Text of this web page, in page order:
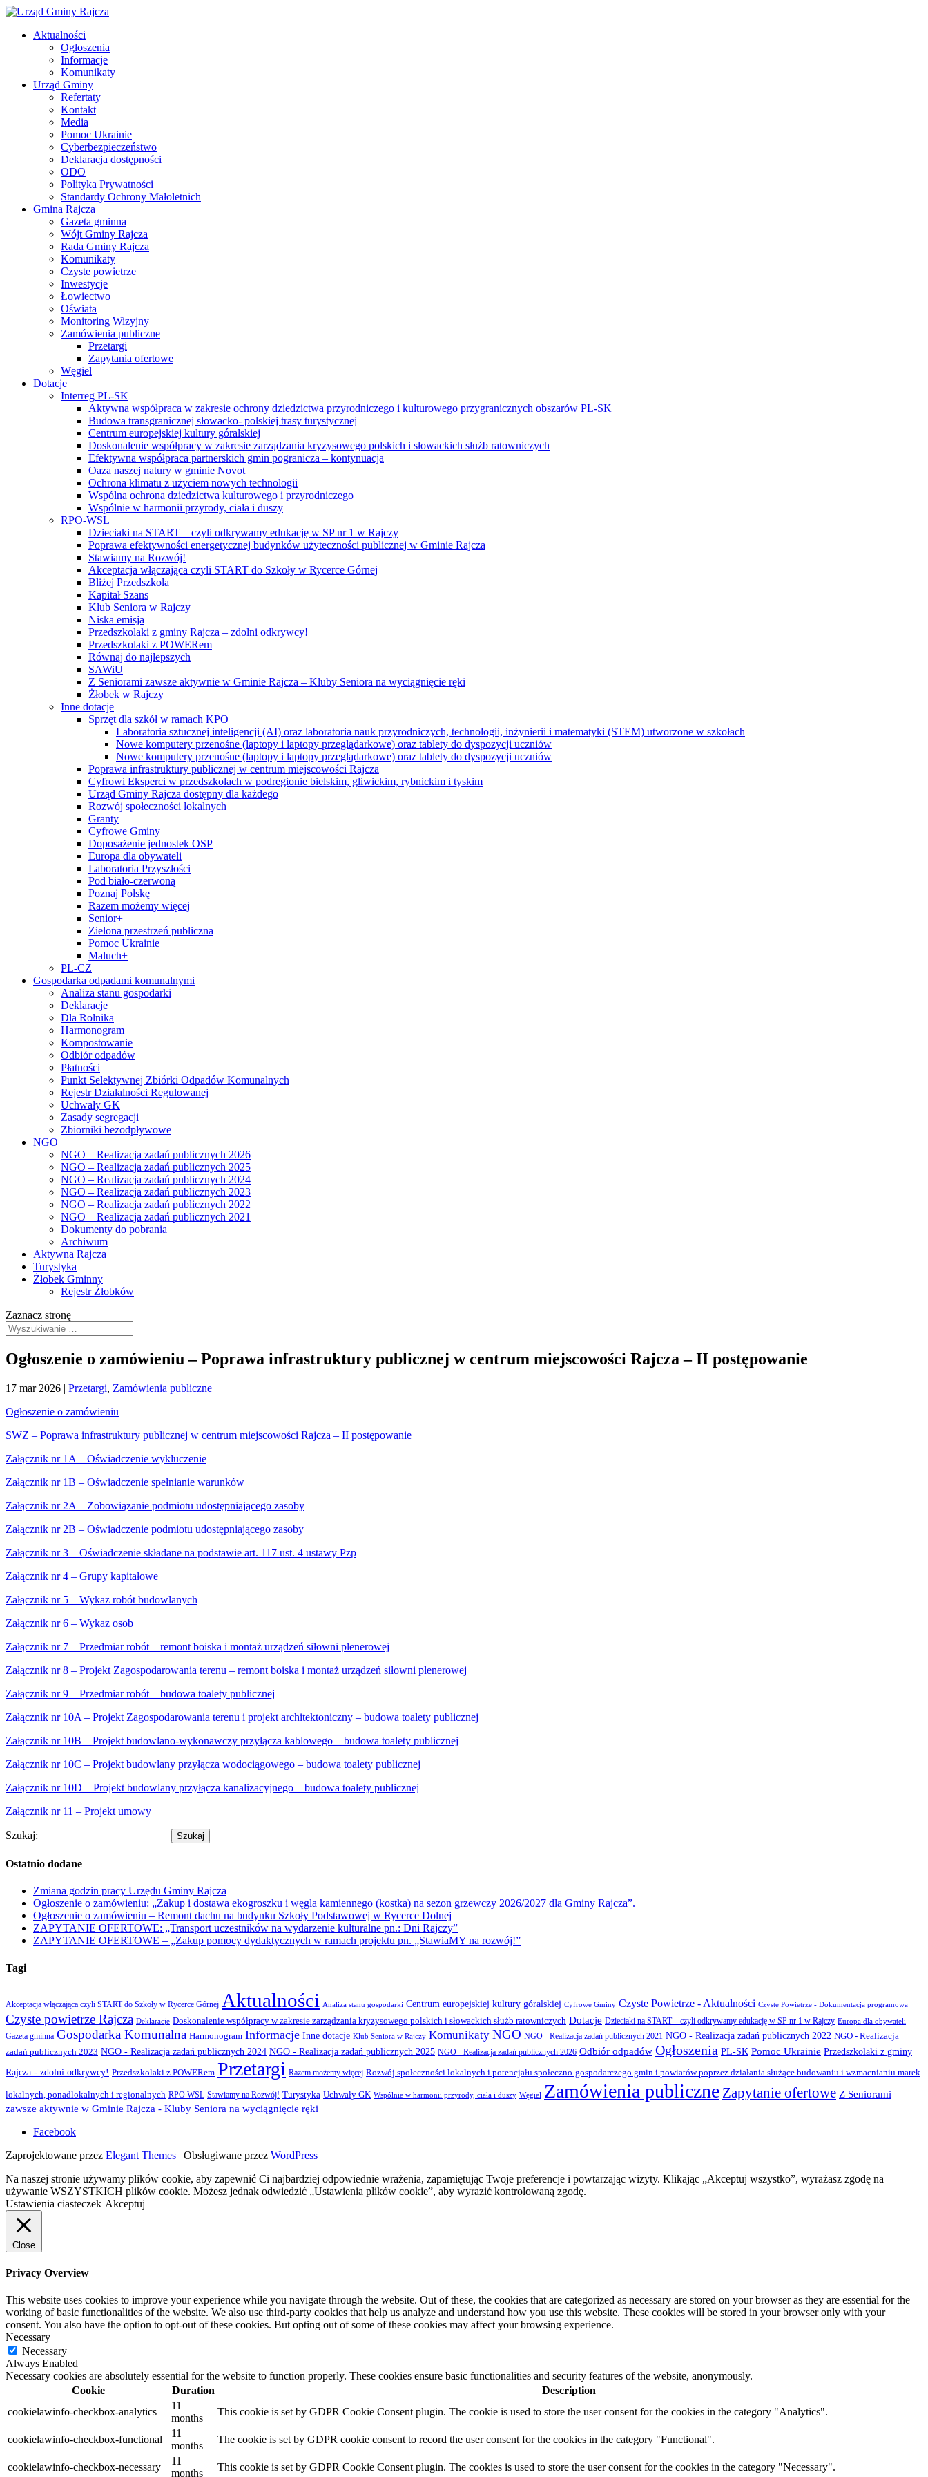
Aktualności
Ogłoszenia
Informacje
Komunikaty
Urząd Gminy
Refertaty
Kontakt
Media
Pomoc Ukrainie
Cyberbezpieczeństwo
Deklaracja dostępności
ODO
Polityka Prywatności
Standardy Ochrony Małoletnich
Gmina Rajcza
Gazeta gminna
Wójt Gminy Rajcza
Rada Gminy Rajcza
Komunikaty
Czyste powietrze
Inwestycje
Łowiectwo
Oświata
Monitoring Wizyjny
Zamówienia publiczne
Przetargi
Zapytania ofertowe
Węgiel
Dotacje
Interreg PL-SK
Aktywna współpraca w zakresie ochrony dziedzictwa przyrodniczego i kulturowego przygranicznych obszarów PL-SK
Budowa transgranicznej słowacko- polskiej trasy turystycznej
Centrum europejskiej kultury góralskiej
Doskonalenie współpracy w zakresie zarządzania kryzysowego polskich i słowackich służb ratowniczych
Efektywna współpraca partnerskich gmin pogranicza – kontynuacja
Oaza naszej natury w gminie Novot
Ochrona klimatu z użyciem nowych technologii
Wspólna ochrona dziedzictwa kulturowego i przyrodniczego
Wspólnie w harmonii przyrody, ciała i duszy
RPO-WSL
Dzieciaki na START – czyli odkrywamy edukację w SP nr 1 w Rajczy
Poprawa efektywności energetycznej budynków użyteczności publicznej w Gminie Rajcza
Stawiamy na Rozwój!
Akceptacja włączająca czyli START do Szkoły w Rycerce Górnej
Bliżej Przedszkola
Kapitał Szans
Klub Seniora w Rajczy
Niska emisja
Przedszkolaki z gminy Rajcza – zdolni odkrywcy!
Przedszkolaki z POWERem
Równaj do najlepszych
SAWiU
Z Seniorami zawsze aktywnie w Gminie Rajcza – Kluby Seniora na wyciągnięcie ręki
Żłobek w Rajczy
Inne dotacje
Sprzęt dla szkół w ramach KPO
Laboratoria sztucznej inteligencji (AI) oraz laboratoria nauk przyrodniczych, technologii, inżynierii i matematyki (STEM) utworzone w szkołach
Nowe komputery przenośne (laptopy i laptopy przeglądarkowe) oraz tablety do dyspozycji uczniów
Nowe komputery przenośne (laptopy i laptopy przeglądarkowe) oraz tablety do dyspozycji uczniów
Poprawa infrastruktury publicznej w centrum miejscowości Rajcza
Cyfrowi Eksperci w przedszkolach w podregionie bielskim, gliwickim, rybnickim i tyskim
Urząd Gminy Rajcza dostępny dla każdego
Rozwój społeczności lokalnych
Granty
Cyfrowe Gminy
Doposażenie jednostek OSP
Europa dla obywateli
Laboratoria Przyszłości
Pod biało-czerwoną
Poznaj Polskę
Razem możemy więcej
Senior+
Zielona przestrzeń publiczna
Pomoc Ukrainie
Maluch+
PL-CZ
Gospodarka odpadami komunalnymi
Analiza stanu gospodarki
Deklaracje
Dla Rolnika
Harmonogram
Kompostowanie
Odbiór odpadów
Płatności
Punkt Selektywnej Zbiórki Odpadów Komunalnych
Rejestr Działalności Regulowanej
Uchwały GK
Zasady segregacji
Zbiorniki bezodpływowe
NGO
NGO – Realizacja zadań publicznych 2026
NGO – Realizacja zadań publicznych 2025
NGO – Realizacja zadań publicznych 2024
NGO – Realizacja zadań publicznych 2023
NGO – Realizacja zadań publicznych 2022
NGO – Realizacja zadań publicznych 2021
Dokumenty do pobrania
Archiwum
Aktywna Rajcza
Turystyka
Żłobek Gminny
Rejestr Żłobków
Zaznacz stronę
Ogłoszenie o zamówieniu – Poprawa infrastruktury publicznej w centrum miejscowości Rajcza – II postępowanie
17 mar 2026 | Przetargi, Zamówienia publiczne
Ogłoszenie o zamówieniu
SWZ – Poprawa infrastruktury publicznej w centrum miejscowości Rajcza – II postępowanie
Załącznik nr 1A – Oświadczenie wykluczenie
Załącznik nr 1B – Oświadczenie spełnianie warunków
Załącznik nr 2A – Zobowiązanie podmiotu udostępniającego zasoby
Załącznik nr 2B – Oświadczenie podmiotu udostępniającego zasoby
Załącznik nr 3 – Oświadczenie składane na podstawie art. 117 ust. 4 ustawy Pzp
Załącznik nr 4 – Grupy kapitałowe
Załącznik nr 5 – Wykaz robót budowlanych
Załącznik nr 6 – Wykaz osob
Załącznik nr 7 – Przedmiar robót – remont boiska i montaż urządzeń siłowni plenerowej
Załącznik nr 8 – Projekt Zagospodarowania terenu – remont boiska i montaż urządzeń siłowni plenerowej
Załącznik nr 9 – Przedmiar robót – budowa toalety publicznej
Załącznik nr 10A – Projekt Zagospodarowania terenu i projekt architektoniczny – budowa toalety publicznej
Załącznik nr 10B – Projekt budowlano-wykonawczy przyłącza kablowego – budowa toalety publicznej
Załącznik nr 10C – Projekt budowlany przyłącza wodociągowego – budowa toalety publicznej
Załącznik nr 10D – Projekt budowlany przyłącza kanalizacyjnego – budowa toalety publicznej
Załącznik nr 11 – Projekt umowy
Szukaj:
Ostatnio dodane
Zmiana godzin pracy Urzędu Gminy Rajcza
Ogłoszenie o zamówieniu: „Zakup i dostawa ekogroszku i węgla kamiennego (kostka) na sezon grzewczy 2026/2027 dla Gminy Rajcza”.
Ogłoszenie o zamówieniu – Remont dachu na budynku Szkoły Podstawowej w Rycerce Dolnej
ZAPYTANIE OFERTOWE: „Transport uczestników na wydarzenie kulturalne pn.: Dni Rajczy”
ZAPYTANIE OFERTOWE – „Zakup pomocy dydaktycznych w ramach projektu pn. „StawiaMY na rozwój!”
Tagi
Akceptacja włączająca czyli START do Szkoły w Rycerce Górnej Aktualności Analiza stanu gospodarki Centrum europejskiej kultury góralskiej Cyfrowe Gminy Czyste Powietrze - Aktualności Czyste Powietrze - Dokumentacja programowa
Czyste powietrze Rajcza Deklaracje Doskonalenie współpracy w zakresie zarządzania kryzysowego polskich i słowackich służb ratowniczych Dotacje Dzieciaki na START – czyli odkrywamy edukację w SP nr 1 w Rajczy Europa dla obywateli
Gazeta gminna Gospodarka Komunalna Harmonogram Informacje Inne dotacje Klub Seniora w Rajczy Komunikaty NGO NGO - Realizacja zadań publicznych 2021 NGO - Realizacja zadań publicznych 2022 NGO - Realizacja
zadań publicznych 2023 NGO - Realizacja zadań publicznych 2024 NGO - Realizacja zadań publicznych 2025 NGO - Realizacja zadań publicznych 2026 Odbiór odpadów Ogłoszenia PL-SK Pomoc Ukrainie Przedszkolaki z gminy
Rajcza - zdolni odkrywcy! Przedszkolaki z POWERem Przetargi Razem możemy więcej Rozwój społeczności lokalnych i potencjału społeczno-gospodarczego gmin i powiatów poprzez działania służące budowaniu i wzmacnianiu marek
lokalnych, ponadlokalnych i regionalnych RPO WSL Stawiamy na Rozwój! Turystyka Uchwały GK Wspólnie w harmonii przyrody, ciała i duszy Węgiel Zamówienia publiczne Zapytanie ofertowe Z Seniorami
zawsze aktywnie w Gminie Rajcza - Kluby Seniora na wyciągnięcie ręki
Facebook
Zaprojektowane przez Elegant Themes | Obsługiwane przez WordPress
Na naszej stronie używamy plików cookie, aby zapewnić Ci najbardziej odpowiednie wrażenia, zapamiętując Twoje preferencje i powtarzając wizyty. Klikając „Akceptuj wszystko”, wyrażasz zgodę na
używanie WSZYSTKICH plików cookie. Możesz jednak odwiedzić „Ustawienia plików cookie”, aby wyrazić kontrolowaną zgodę.
Ustawienia ciasteczek Akceptuj
Close
Privacy Overview
This website uses cookies to improve your experience while you navigate through the website. Out of these, the cookies that are categorized as necessary are stored on your browser as they are essential for the
working of basic functionalities of the website. We also use third-party cookies that help us analyze and understand how you use this website. These cookies will be stored in your browser only with your
consent. You also have the option to opt-out of these cookies. But opting out of some of these cookies may affect your browsing experience.
Necessary
Necessary
Always Enabled
Necessary cookies are absolutely essential for the website to function properly. These cookies ensure basic functionalities and security features of the website, anonymously.
Cookie
Duration
Description
cookielawinfo-checkbox-analytics
11
months
This cookie is set by GDPR Cookie Consent plugin. The cookie is used to store the user consent for the cookies in the category "Analytics".
cookielawinfo-checkbox-functional
11
months
The cookie is set by GDPR cookie consent to record the user consent for the cookies in the category "Functional".
cookielawinfo-checkbox-necessary
11
months
This cookie is set by GDPR Cookie Consent plugin. The cookies is used to store the user consent for the cookies in the category "Necessary".